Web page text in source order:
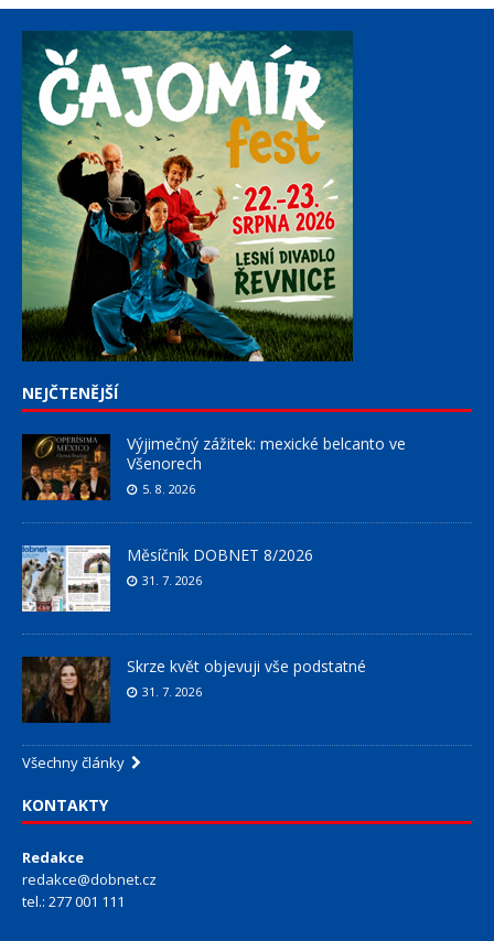
NEJČTENĚJŠÍ
Výjimečný zážitek: mexické belcanto ve
Všenorech
5. 8. 2026
Měsíčník DOBNET 8/2026
31. 7. 2026
Skrze květ objevuji vše podstatné
31. 7. 2026
Všechny články
KONTAKTY
Redakce
redakce@dobnet.cz
tel.: 277 001 111